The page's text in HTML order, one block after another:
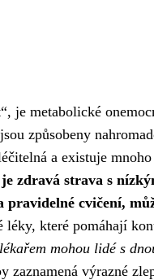
je metabolické
způsobeny
a existuje
zdravá strava s
pravidelné cvičení,
léky, které pomáhají
mohou lidé s
zaznamená výrazné